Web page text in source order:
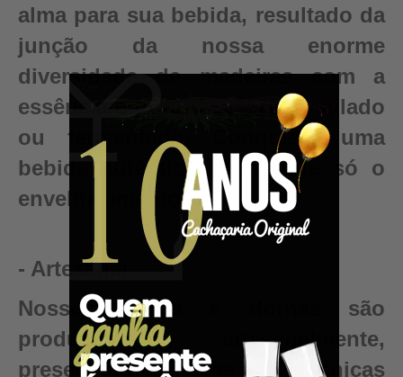
alma para sua bebida, resultado da
junção da nossa enorme
diversidade de madeiras com a
essência e pureza do seu destilado
ou fermentado. Conquiste uma
bebida autêntica, valor que só o
envelhecimento pode criar.
- Artesanal
Nossos barris e dornas são
produzidos artesanalmente,
preservando as técnicas